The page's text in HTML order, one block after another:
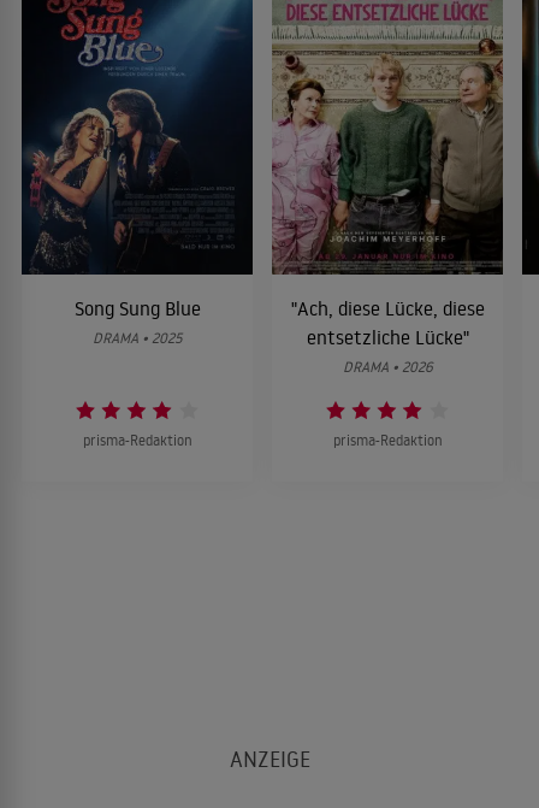
Song Sung Blue
DRAMA • 2025
prisma-Redaktion
"Ach, diese Lücke, diese
entsetzliche Lücke"
DRAMA • 2026
prisma-Redaktion